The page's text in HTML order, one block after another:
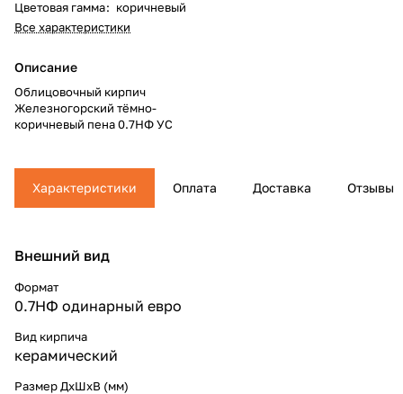
Цветовая гамма: коричневый
Все характеристики
Описание
Облицовочный кирпич
Железногорский тёмно-
коричневый пена 0.7НФ УС
Характеристики Оплата Доставка Отзывы
Внешний вид
Формат
0.7НФ одинарный eвро
Вид кирпича
керамический
Размер ДхШхВ (мм)